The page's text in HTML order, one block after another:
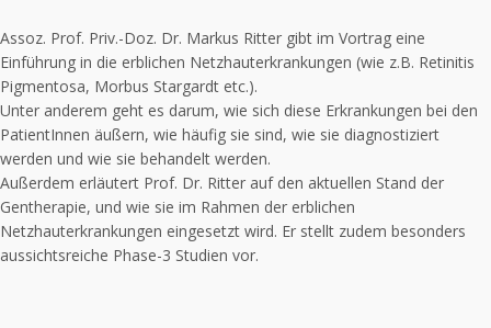
Assoz. Prof. Priv.-Doz. Dr. Markus Ritter gibt im Vortrag eine
Einführung in die erblichen Netzhauterkrankungen (wie z.B. Retinitis
Pigmentosa, Morbus Stargardt etc.).
Unter anderem geht es darum, wie sich diese Erkrankungen bei den
PatientInnen äußern, wie häufig sie sind, wie sie diagnostiziert
werden und wie sie behandelt werden.
Außerdem erläutert Prof. Dr. Ritter auf den aktuellen Stand der
Gentherapie, und wie sie im Rahmen der erblichen
Netzhauterkrankungen eingesetzt wird. Er stellt zudem besonders
aussichtsreiche Phase-3 Studien vor.